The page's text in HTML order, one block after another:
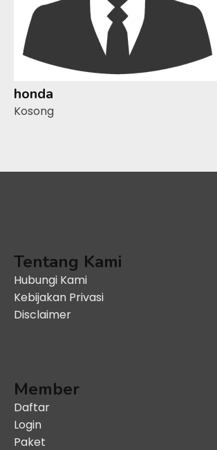
honda
Kosong
Tentang Kami
Hubungi Kami
Kebijakan Privasi
Disclaimer
Member
Daftar
Login
Paket